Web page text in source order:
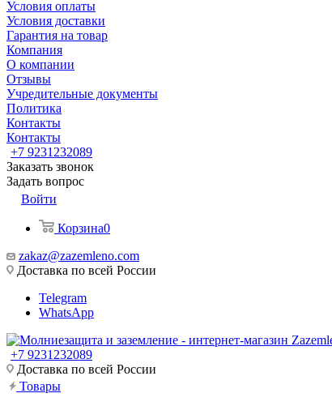
Условия оплаты
Условия доставки
Гарантия на товар
Компания
О компании
Отзывы
Учредительные документы
Политика
Контакты
Контакты
+7 9231232089
Заказать звонок
Задать вопрос
Войти
Корзина0
zakaz@zazemleno.com
Доставка по всей России
Telegram
WhatsApp
+7 9231232089
Доставка по всей России
Товары